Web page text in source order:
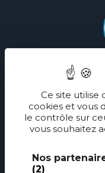
Ce site utilise
cookies et vous
le contrôle sur
vous souhaitez
Nos
(2)
Sein
Face
Main